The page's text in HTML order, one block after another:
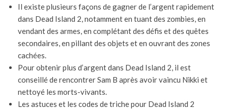
Il existe plusieurs façons de gagner de l’argent rapidement
dans Dead Island 2, notamment en tuant des zombies, en
vendant des armes, en complétant des défis et des quêtes
secondaires, en pillant des objets et en ouvrant des zones
cachées.
Pour obtenir plus d’argent dans Dead Island 2, il est
conseillé de rencontrer Sam B après avoir vaincu Nikki et
nettoyé les morts-vivants.
Les astuces et les codes de triche pour Dead Island 2